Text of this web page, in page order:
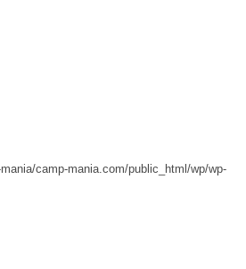
camp-mania.com/public_html/wp/wp-